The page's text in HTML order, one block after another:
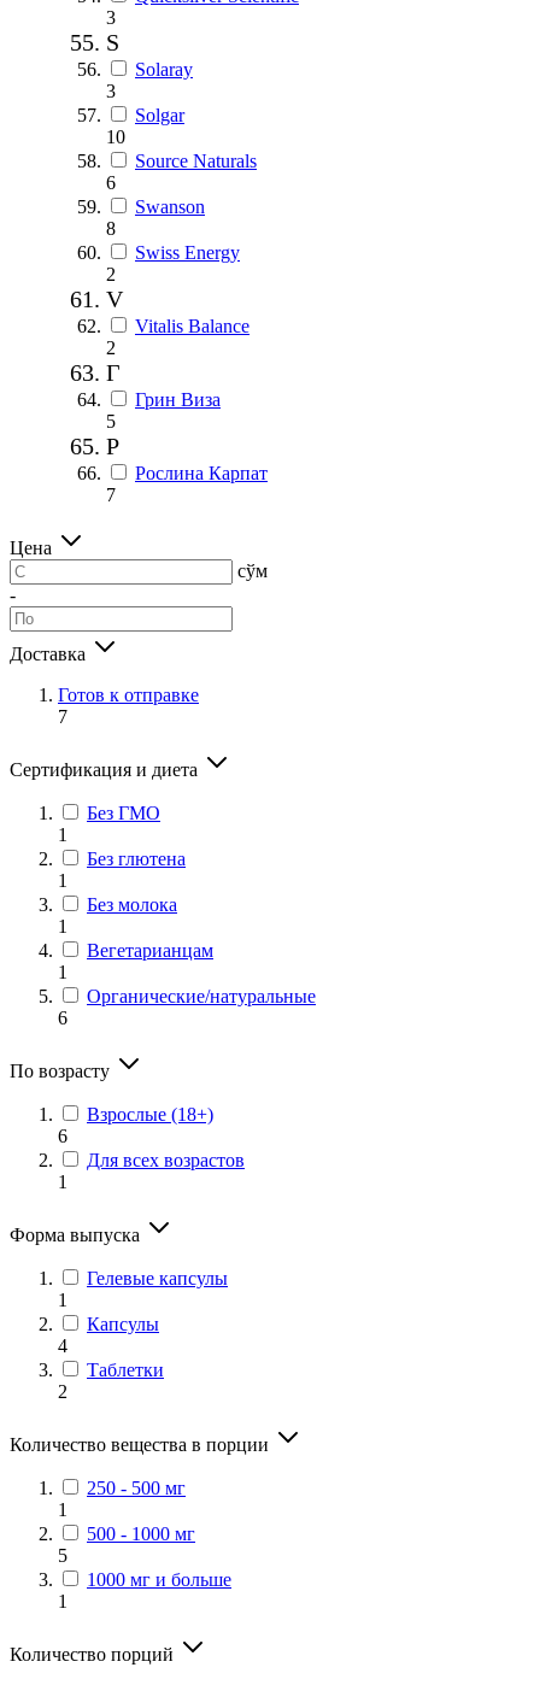
3
S
Solaray
3
Solgar
10
Source Naturals
6
Swanson
8
Swiss Energy
2
V
Vitalis Balance
2
Г
Грин Виза
5
Р
Рослина Карпат
7
Цена
сўм
-
Доставка
Готов к отправке
7
Сертификация и диета
Без ГМО
1
Без глютена
1
Без молока
1
Вегетарианцам
1
Органические/натуральные
6
По возрасту
Взрослые (18+)
6
Для всех возрастов
1
Форма выпуска
Гелевые капсулы
1
Капсулы
4
Таблетки
2
Количество вещества в порции
250 - 500 мг
1
500 - 1000 мг
5
1000 мг и больше
1
Количество порций